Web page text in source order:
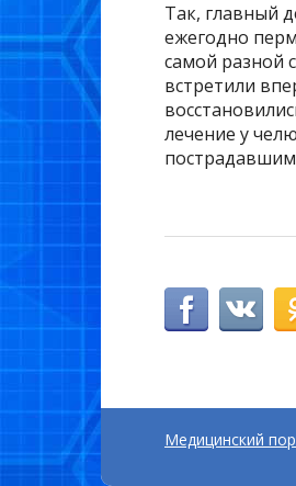
Так, главный
ежегодно
самой разной
встретили
лечение у
Медицинский